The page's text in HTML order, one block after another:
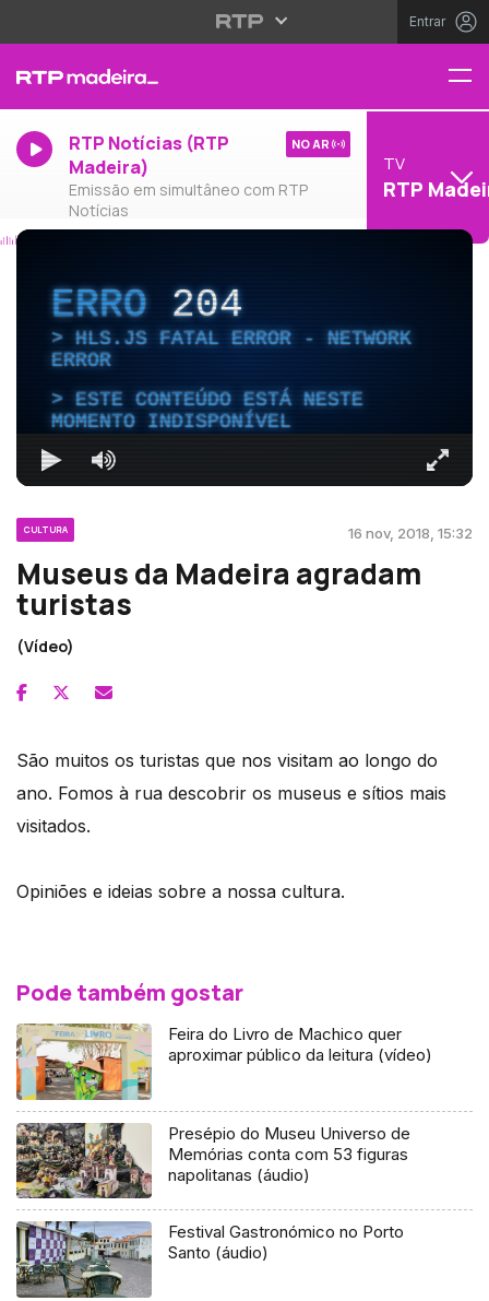
Entrar
RTP Notícias (RTP
Madeira)
Emissão em simultâneo com RTP
Notícias
NO AR
TV
RTP
ERRO204
HLS.JS FATAL ERROR - NETWORK
ERROR
ESTE CONTEÚDO ESTÁ NESTE
MOMENTO INDISPONÍVEL
CULTURA 16 nov, 2018, 15:32
Museus da Madeira agradam
turistas
(Vídeo)
São muitos os turistas que nos visitam ao longo do
ano. Fomos à rua descobrir os museus e sítios mais
visitados.
Opiniões e ideias sobre a nossa cultura.
Pode também gostar
Feira do Livro de Machico quer
aproximar público da leitura (vídeo)
Presépio do Museu Universo de
Memórias conta com 53 figuras
napolitanas (áudio)
Festival Gastronómico no Porto
Santo (áudio)